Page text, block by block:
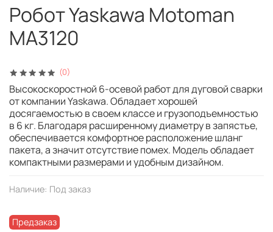
(0)
Наличие: Под заказ
Предзаказ
Робот Yaskawa Motoman
MA3120
Высокоскоростной 6-осевой работ для дуговой сварки
от компании Yaskawa. Обладает хорошей
досягаемостью в своем классе и грузоподъемностью
в 6 кг. Благодаря расширенному диаметру в запястье,
обеспечивается комфортное расположение шланг
пакета, а значит отсутствие помех. Модель обладает
компактными размерами и удобным дизайном.